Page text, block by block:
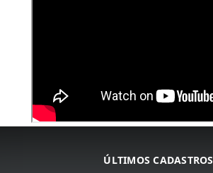
ÚLTIMOS CADASTROS
ARNALDO JOSé DA COSTA
JOSé DE RIBAMAR BORGES